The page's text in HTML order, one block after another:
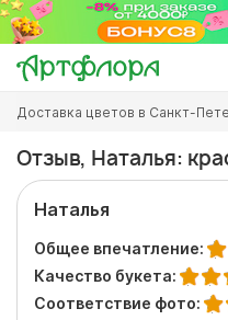
Перейти
основному
содержанию
Вы
здесь
Доставка цветов в Санкт-
Отзыв, Наталья:
Наталья
Общее впечатление:
Качество букета:
Соответствие фото: